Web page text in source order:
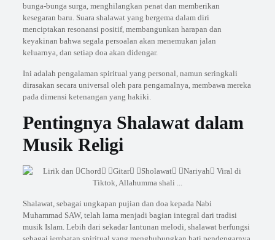
bunga-bunga surga, menghilangkan penat dan memberikan
kesegaran baru. Suara shalawat yang bergema dalam diri
menciptakan resonansi positif, membangunkan harapan dan
keyakinan bahwa segala persoalan akan menemukan jalan
keluarnya, dan setiap doa akan didengar.
Ini adalah pengalaman spiritual yang personal, namun seringkali
dirasakan secara universal oleh para pengamalnya, membawa mereka
pada dimensi ketenangan yang hakiki.
Pentingnya Shalawat dalam
Musik Religi
Shalawat, sebagai ungkapan pujian dan doa kepada Nabi
Muhammad SAW, telah lama menjadi bagian integral dari tradisi
musik Islam. Lebih dari sekadar lantunan melodi, shalawat berfungsi